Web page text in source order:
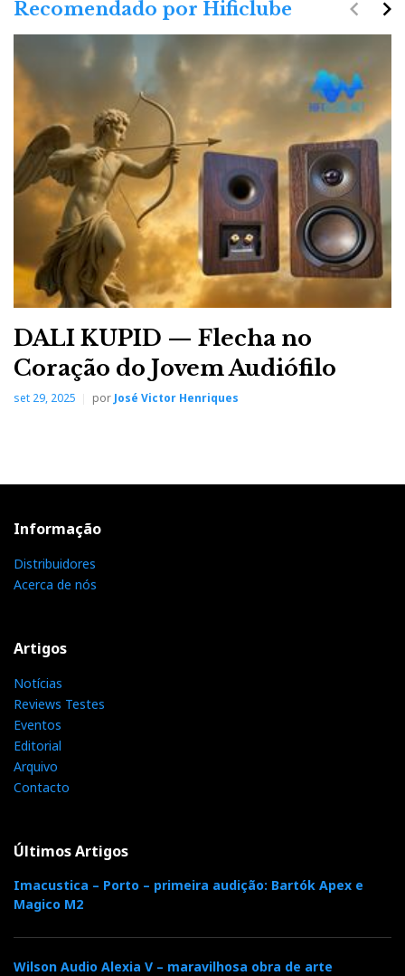
Recomendado por Hificlube
DALI KUPID — Flecha no
Coração do Jovem Audiófilo
set 29, 2025 por José Victor Henriques
navigate_next
navigate_before
Informação
Distribuidores
Acerca de nós
Artigos
Notícias
Reviews Testes
Eventos
Editorial
Arquivo
Contacto
Últimos Artigos
Imacustica – Porto – primeira audição: Bartók Apex e
Magico M2
Wilson Audio Alexia V – maravilhosa obra de arte